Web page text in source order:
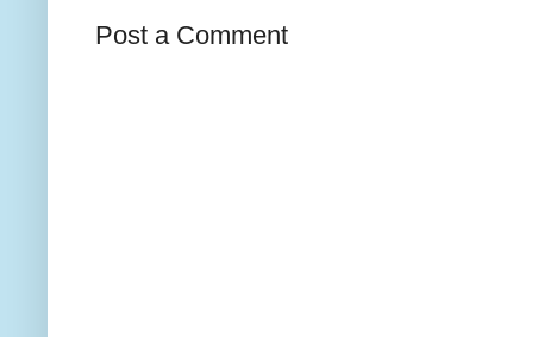
Post a Comment